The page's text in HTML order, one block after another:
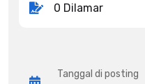
0 Dilamar
Tanggal di posting